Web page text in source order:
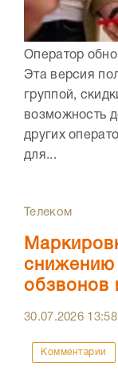
Оператор
Эта версия
группой,
возможность
других
для...
Телеком
снижению
обзвонов
30.07.2026 13:58
Комментарии